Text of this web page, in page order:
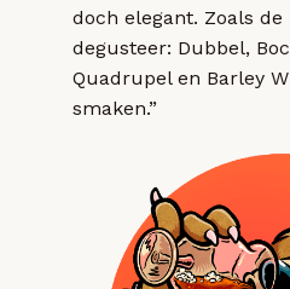
doch elegant. Zoals
degusteer: Dubbel,
Quadrupel en Barley
smaken.”